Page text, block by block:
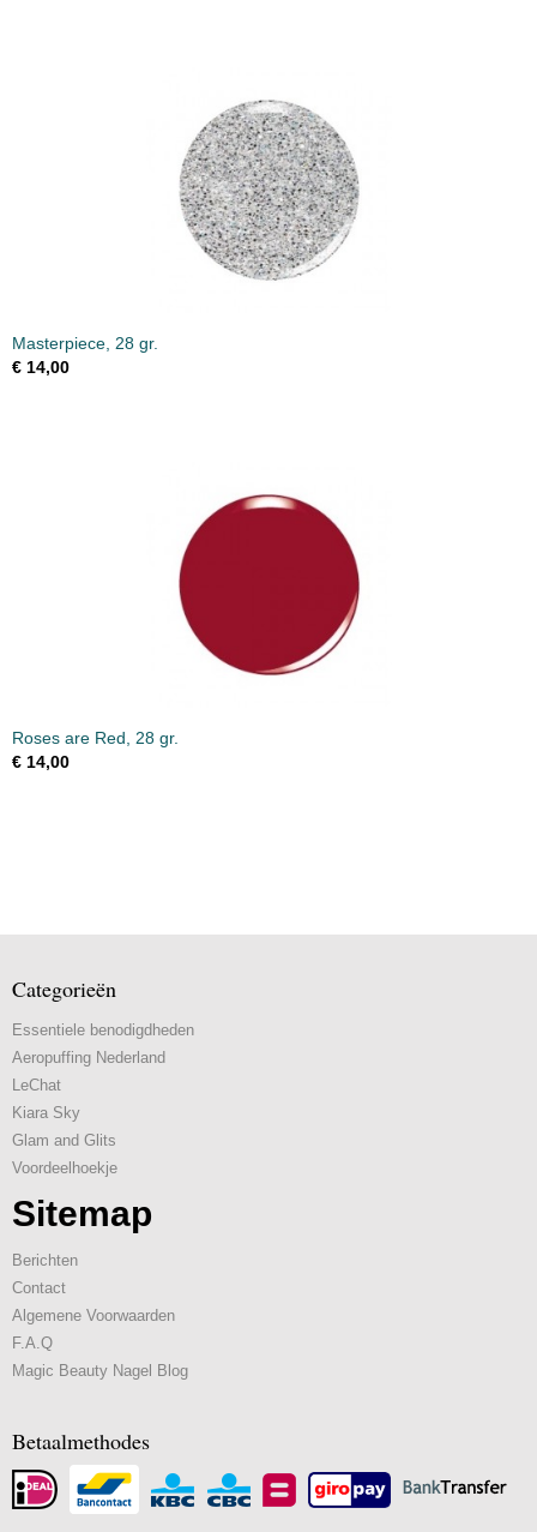
Masterpiece, 28 gr.
€ 14,00
Roses are Red, 28 gr.
€ 14,00
Categorieën
Essentiele benodigdheden
Aeropuffing Nederland
LeChat
Kiara Sky
Glam and Glits
Voordeelhoekje
Sitemap
Berichten
Contact
Algemene Voorwaarden
F.A.Q
Magic Beauty Nagel Blog
Betaalmethodes